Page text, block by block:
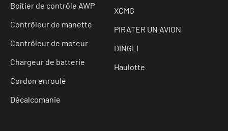
Boîtier de contrôle AWP
Contrôleur de manette
Contrôleur de moteur
Chargeur de batterie
Cordon enroulé
Décalcomanie
XCMG
PIRATER UN AVION
DINGLI
Haulotte